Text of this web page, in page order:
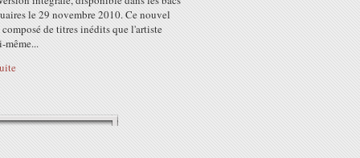
le 29 novembre 2010. Ce nouvel
composé de titres inédits que l'artiste
même...